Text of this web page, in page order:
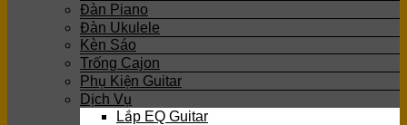
Đàn Piano
Đàn Ukulele
Kèn Sáo
Trống Cajon
Phụ Kiện Guitar
Dịch Vụ
Lắp EQ Guitar